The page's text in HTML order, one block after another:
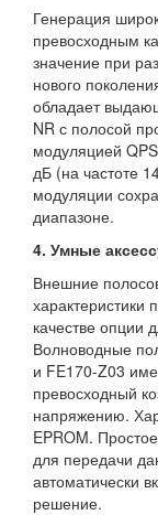
Генерация
превосходным
значение при
нового
обладает
NR с полосой
модуляцией
дБ (на частоте
модуляции
диапазоне.
4. Умные
Внешние
характеристики
качестве опции
Волноводные
и FE170-Z03
превосходный
напряжению.
EPROM.
для передачи
автоматически
решение.